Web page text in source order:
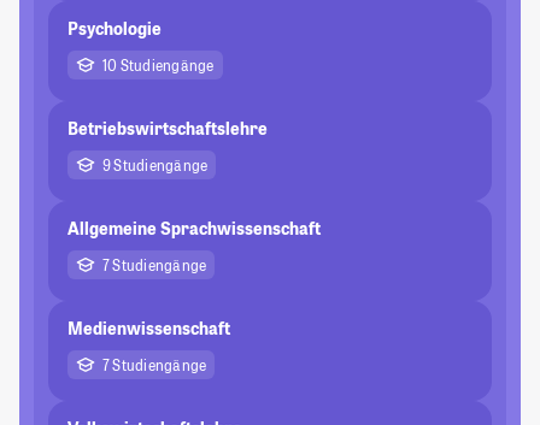
Psychologie
10 Studiengänge
Betriebswirtschaftslehre
9 Studiengänge
Allgemeine Sprachwissenschaft
7 Studiengänge
Medienwissenschaft
7 Studiengänge